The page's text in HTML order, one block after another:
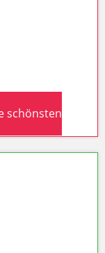
schönsten